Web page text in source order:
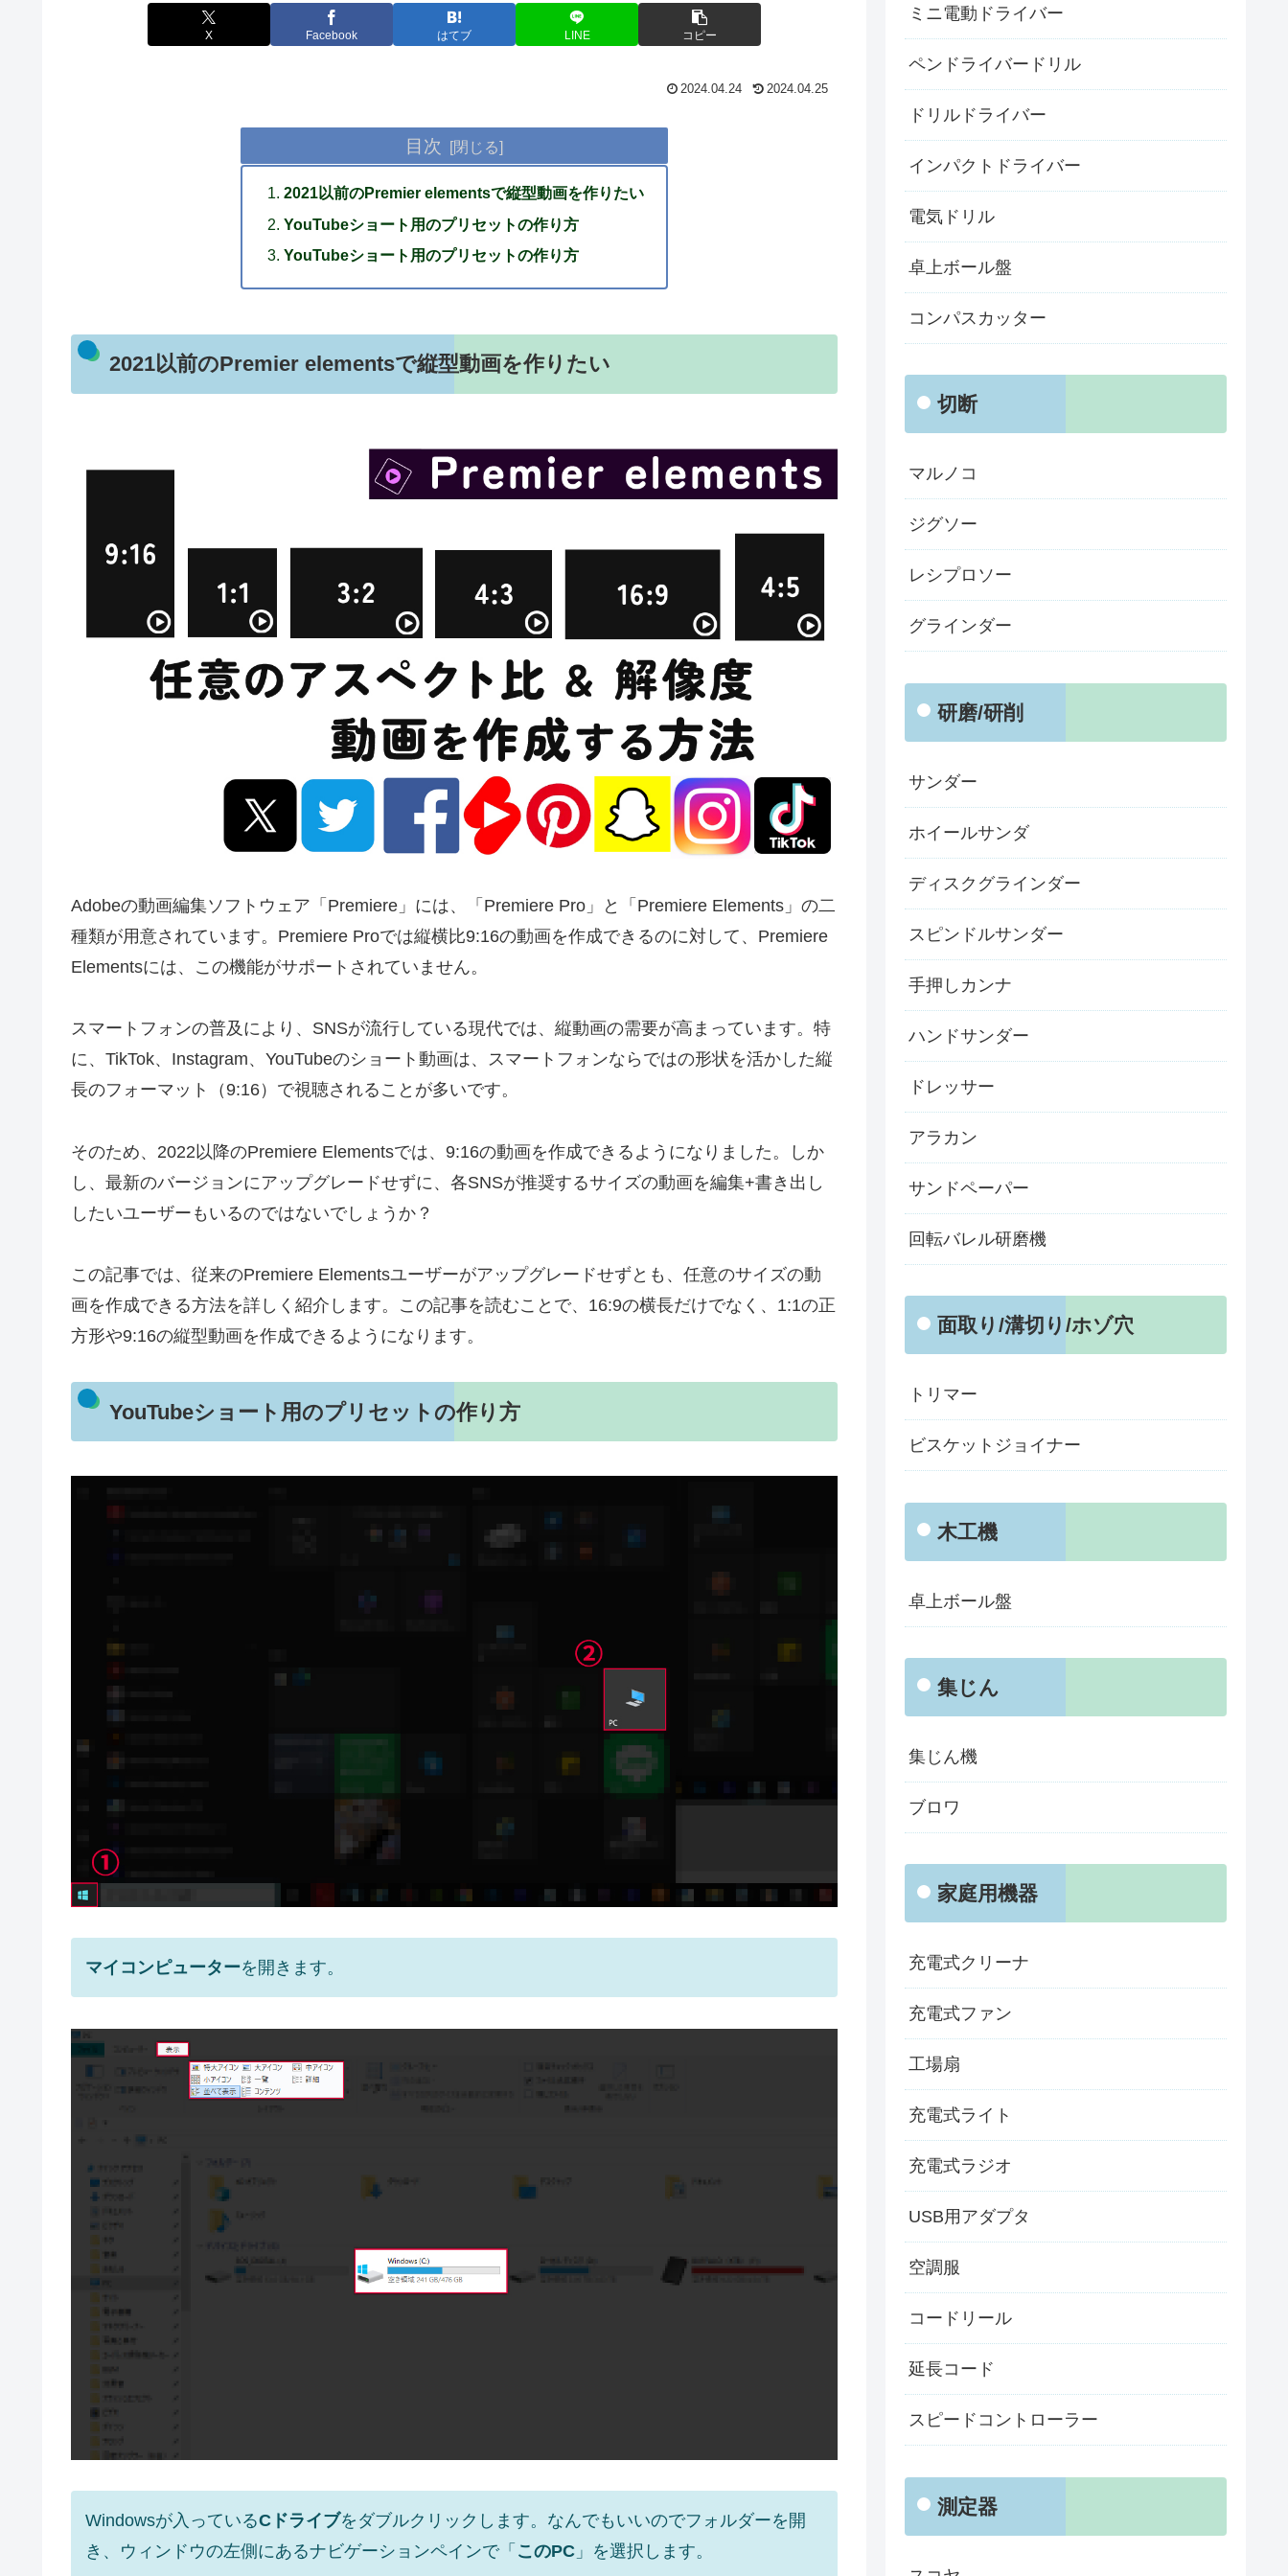
X Facebook はてブ LINE コピー
2024.04.24 2024.04.25
目次
2021以前のPremier elementsで縦型動画を作りたい
YouTubeショート用のプリセットの作り方
YouTubeショート用のプリセットの作り方
2021以前のPremier elementsで縦型動画を作りたい
Adobeの動画編集ソフトウェア「Premiere」には、「Premiere Pro」と「Premiere Elements」の二
種類が用意されています。Premiere Proでは縦横比9:16の動画を作成できるのに対して、Premiere
Elementsには、この機能がサポートされていません。
スマートフォンの普及により、SNSが流行している現代では、縦動画の需要が高まっています。特
に、TikTok、Instagram、YouTubeのショート動画は、スマートフォンならではの形状を活かした縦
長のフォーマット（9:16）で視聴されることが多いです。
そのため、2022以降のPremiere Elementsでは、9:16の動画を作成できるようになりました。しか
し、最新のバージョンにアップグレードせずに、各SNSが推奨するサイズの動画を編集+書き出し
したいユーザーもいるのではないでしょうか？
この記事では、従来のPremiere Elementsユーザーがアップグレードせずとも、任意のサイズの動
画を作成できる方法を詳しく紹介します。この記事を読むことで、16:9の横長だけでなく、1:1の正
方形や9:16の縦型動画を作成できるようになります。
YouTubeショート用のプリセットの作り方
マイコンピューターを開きます。
Windowsが入っているCドライブをダブルクリックします。なんでもいいのでフォルダーを開
き、ウィンドウの左側にあるナビゲーションペインで「 このPC 」を選択します。
ミニ電動ドライバー
ペンドライバードリル
ドリルドライバー
インパクトドライバー
電気ドリル
卓上ボール盤
コンパスカッター
切断
マルノコ
ジグソー
レシプロソー
グラインダー
研磨/研削
サンダー
ホイールサンダ
ディスクグラインダー
スピンドルサンダー
手押しカンナ
ハンドサンダー
ドレッサー
アラカン
サンドペーパー
回転バレル研磨機
面取り/溝切り/ホゾ穴
トリマー
ビスケットジョイナー
木工機
卓上ボール盤
集じん
集じん機
ブロワ
家庭用機器
充電式クリーナ
充電式ファン
工場扇
充電式ライト
充電式ラジオ
USB用アダプタ
空調服
コードリール
延長コード
スピードコントローラー
測定器